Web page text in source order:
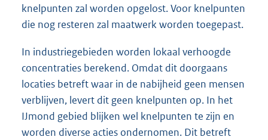
knelpunten zal worden opgelost. Voor knelpunten
die nog resteren zal maatwerk worden toegepast.
In industriegebieden worden lokaal verhoogde
concentraties berekend. Omdat dit doorgaans
locaties betreft waar in de nabijheid geen mensen
verblijven, levert dit geen knelpunten op. In het
IJmond gebied blijken wel knelpunten te zijn en
worden diverse acties ondernomen. Dit betreft